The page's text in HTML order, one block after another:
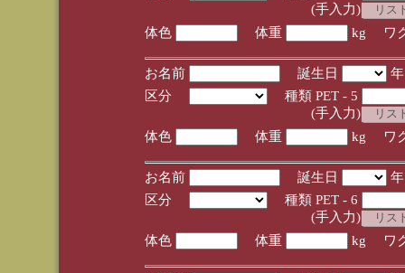
(手入力)
体色
体重 kg ワ
お名前 誕生日
区分
種類 PET - 5
(手入力)
体色
体重 kg ワ
お名前 誕生日
区分
種類 PET - 6
(手入力)
体色
体重 kg ワ